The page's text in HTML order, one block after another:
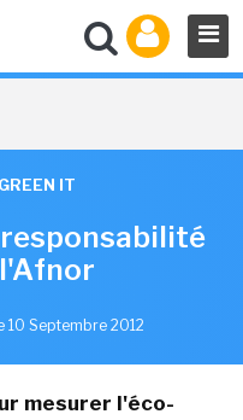
GREEN IT
10 Septembre 2012
mesurer l'éco-